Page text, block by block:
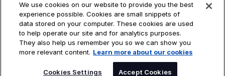
SOCIAL
LinkedIn
Facebook
Instagram
YouTube
COOKIES
We use cookies on our website to provide you the best
experience possible. Cookies are small snippets of
data stored on your computer. These cookies are used
to help operate our site and for analytics purposes.
They also help us remember you so we can show you
more relevant content. Learn more about our cookies
Cookies Settings Accept Cookies